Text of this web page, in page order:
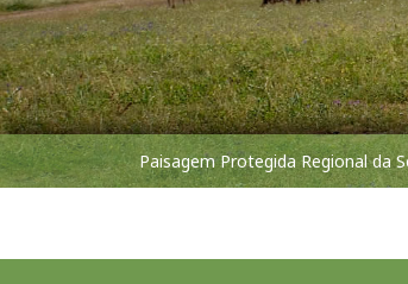
Paisagem Protegida Regional da